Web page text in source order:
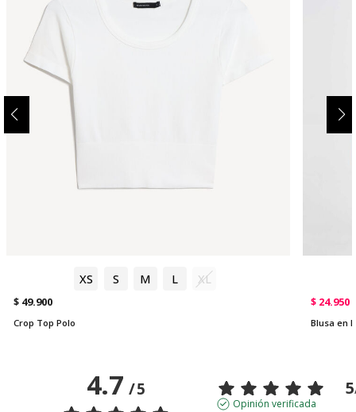
XS S M L XL
$ 49.900
Crop Top Polo
$ 24.950
Blusa en
4.7/5 5
Opinión verificada